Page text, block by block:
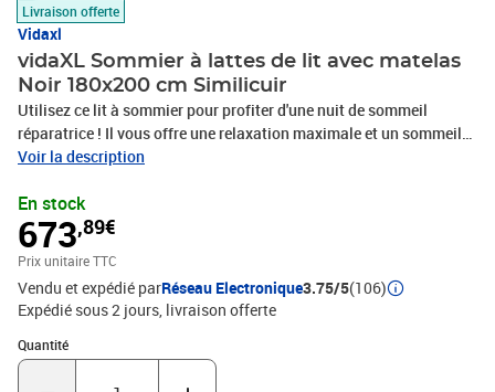
Livraison offerte
Vidaxl
vidaXL Sommier à lattes de lit avec matelas
Noir 180x200 cm Similicuir
Utilisez ce lit à sommier pour profiter d'une nuit de sommeil
réparatrice ! Il vous offre une relaxation maximale et un sommeil
agréable. Similicuir durable : le similicuir de qualité supérieure est
facile à nettoyer avec un chiffon humide. La surface lisse donne
également un aspect luxueux et la beauté du cuir
véritable.Matelas à ressorts ensachés : ce matelas à ressorts
ensachés comporte des ressorts ensachés individuels qui
fonctionnent indépendamment pour offrir un soutien personnalisé
en réagissant uniquement à la pression exercée dans chaque zone.
Cette conception empêche « l'enroulement » et réduit le transfert
de mouvement par rapport aux matelas traditionnels à ressorts
Voir la description
En stock
673,89€
Prix unitaire TTC
Vendu et expédié parRéseau Electronique3.75/5(106)
Expédié sous 2 jours livraison offerte
Quantité
Quantité : 1